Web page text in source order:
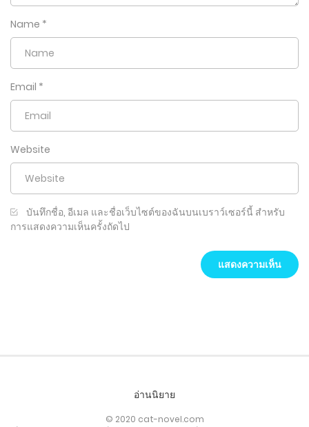
Name *
Email *
Website
บันทึกชื่อ, อีเมล และชื่อเว็บไซต์ของฉันบนเบราว์เซอร์นี้ สำหรับ
การแสดงความเห็นครั้งถัดไป
อ่านนิยาย
© 2020 cat-novel.com